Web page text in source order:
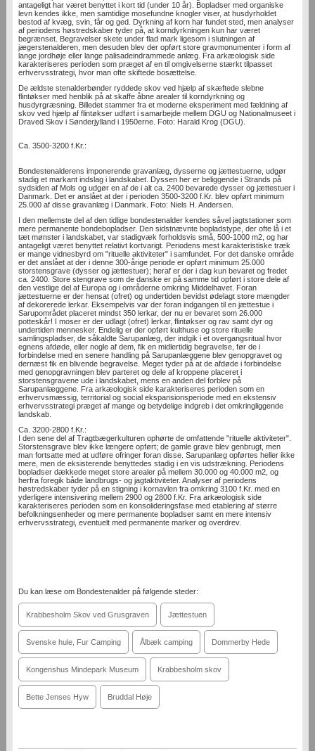
antageligt har været benyttet i kort tid (under 10 år). Bopladser med organiske
levn kendes ikke, men samtidige mosefundne knogler viser, at husdyrholdet
bestod af kvæg, svin, får og ged. Dyrkning af korn har fundet sted, men analyser
af periodens høstredskaber tyder på, at korndyrkningen kun har været
begrænset. Begravelser skete under flad mark ligesom i slutningen af
jægerstenalderen, men desuden blev der opført store gravmonumenter i form af
lange jordhøje eller lange palisadeindrammede anlæg. Fra arkæologisk side
karakteriseres perioden som præget af en til omgivelserne stærkt tilpasset
erhvervsstrategi, hvor man ofte skiftede bosættelse.
De ældste stenalderbønder ryddede skov ved hjælp af skæftede slebne
flintøkser med henblik på at skaffe åbne arealer til korndyrkning og
husdyrgræsning. Billedet stammer fra et moderne eksperiment med fældning af
skov ved hjælp af flintøkser udført i samarbejde mellem DGU og Nationalmuseet i
Draved Skov i Sønderjylland i 1950erne. Foto: Harald Krog (DGU).
Ca. 3500-3200 f.Kr.:
Bondestenalderens imponerende gravanlæg, dysserne og jættestuerne, udgør
stadig et markant indslag i landskabet. Dyssen her er beliggende i Strands på
sydsiden af Mols og udgør en af de i alt ca. 2400 bevarede dysser og jættestuer i
Danmark. Det er anslået at der i perioden 3500-3200 f.Kr. blev opført minimum
25.000 af disse gravanlæg i Danmark. Foto: Niels H. Andersen.
I den mellemste del af den tidlige bondestenalder kendes såvel jagtstationer som
mere permanente bondebopladser. Den sidstnævnte bopladstype, der ofte lå i et
tæt mønster i landskabet, var stadigvæk forholdsvis små, 500-1000 m2, og har
antageligt været benyttet relativt kortvarigt. Periodens mest karakteristiske træk
er mange vidnesbyrd om "rituelle aktiviteter" i samfundet. For det danske område
er det anslået at der i denne 300-årige periode er opført minimum 25.000
storstensgrave (dysser og jættestuer); heraf er der i dag kun bevaret og fredet
ca. 2400. Store stengrave som de danske er på samme tid opført i store dele af
den vestlige del af Europa og i områderne omkring Middelhavet. Foran
jættestuerne er der hensat (ofret) og undertiden bevidst ødelagt store mængder
af dekorerede lerkar. Eksempelvis var der foran indgangen til en jættestue i
Sarupområdet placeret mindst 350 lerkar, der nu er bevaret som 26.000
potteskår! I moser er der udlagt (ofret) lerkar, flintøkser og rav samt dyr og
undertiden mennesker. Endelig er der opført kulthuse og store rituelle
samlingspladser, de såkaldte Sarupanlæg, der indgik i et overgangsritual hvor
egnens afdøde, eller nogle af dem, fik en midlertidig begravelse, før de i
forbindelse med en senere handling på Sarupanlæggene blev genopgravet og
dernæst fik en blivende begravelse. Meget tyder på at de afdøde i forbindelse
med genopgravningen blev parteret og dele af kroppene placeret i
storstensgravene ude i landskabet, mens en anden del forblev på
Sarupanlæggene. Fra arkæologisk side karakteriseres perioden som en
erhvervsmæssig, territorial og social ekspansionsperiode med en ekstensiv
erhvervsstrategi præget af mange og betydelige indgreb i det omkringliggende
landskab.
Ca. 3200-2800 f.Kr.:
I den sene del af Tragtbægerkulturen ophørte de omfattende "rituelle aktiviteter".
Storstensgrave blev ikke længere opført; de gamle grave blev genbrugt, men
man fortsatte med at udføre ofringer foran disse. Sarupanlæg opførtes heller ikke
mere, men de eksisterende benyttedes stadig i en vis udstrækning. Periodens
bopladser dækkede meget store arealer på mellem 30.000 og 40.000 m2, og
herfra foregik både landbrugs- og jagtaktiviteter. Analyser af periodens
høstredskaber tyder på en stigning i kornavlen fra omkring 3100 f.Kr. med en
yderligere intensivering mellem 2900 og 2800 f.Kr. Fra arkæologisk side
karakteriseres perioden som en konsolideringsfase med etablering af større
befolkningsenheder og mere permanente bopladser samt en mere intensiv
erhvervsstrategi, eventuelt med permanente marker og overdrev.
Du kan læse om Bondestenalder på følgende steder:
Krabbesholm Skov ved Grusgraven Jættestuen
Svenske hule, Fur Camping Ålbæk camping Dommerby Hede
Kongenshus Mindepark Museum Krabbesholm skov
Bette Jenses Hyw Bruddal Høje